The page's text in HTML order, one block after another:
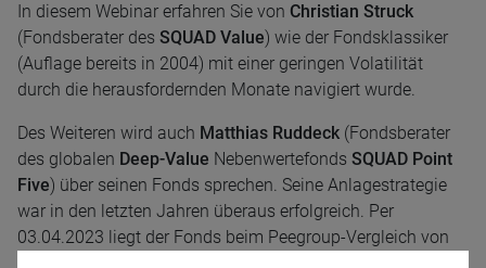
In diesem Webinar erfahren Sie von Christian Struck
(Fondsberater des SQUAD Value) wie der Fondsklassiker
(Auflage bereits in 2004) mit einer geringen Volatilität
durch die herausfordernden Monate navigiert wurde.
Des Weiteren wird auch Matthias Ruddeck (Fondsberater
des globalen Deep-Value Nebenwertefonds SQUAD Point
Five) über seinen Fonds sprechen. Seine Anlagestrategie
war in den letzten Jahren überaus erfolgreich. Per
03.04.2023 liegt der Fonds beim Peegroup-Vergleich von